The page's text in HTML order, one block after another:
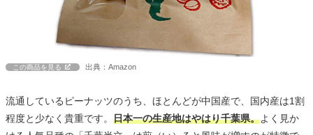
この商品を見る 出典：Amazon
流通しているピーナッツのうち、ほとんどが中国産で、国内産は1割
程度と少なく貴重です。 日本一の生産地はやはり千葉県。よく見か